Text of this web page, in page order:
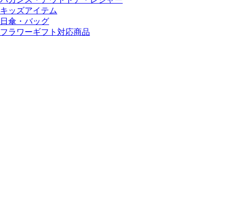
キッズアイテム
日傘・バッグ
フラワーギフト対応商品